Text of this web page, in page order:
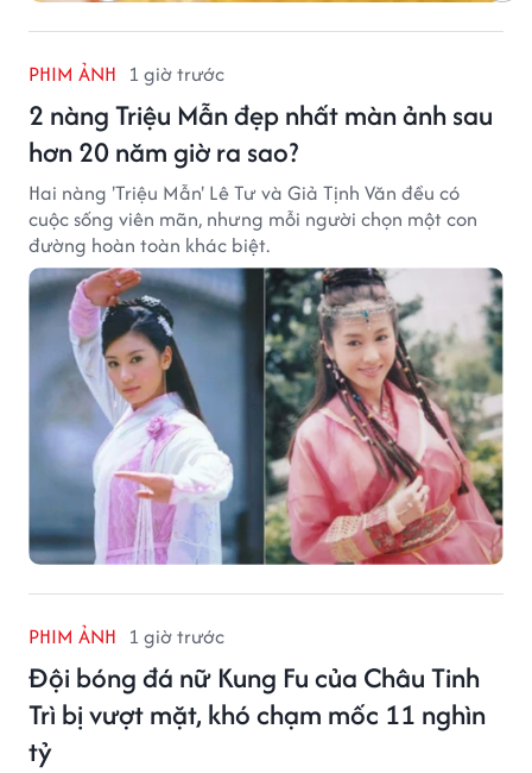
PHIM ẢNH 1 giờ trước
2 nàng Triệu Mẫn đẹp nhất màn ảnh sau
hơn 20 năm giờ ra sao?
Hai nàng 'Triệu Mẫn' Lê Tư và Giả Tịnh Văn đều có
cuộc sống viên mãn, nhưng mỗi người chọn một con
đường hoàn toàn khác biệt.
PHIM ẢNH 1 giờ trước
Đội bóng đá nữ Kung Fu của Châu Tinh
Trì bị vượt mặt, khó chạm mốc 11 nghìn
tỷ